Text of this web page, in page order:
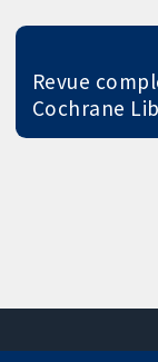
Revue
Cochrane